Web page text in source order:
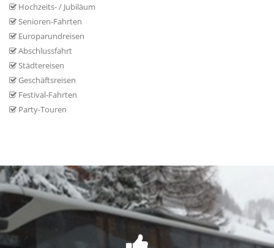
Hochzeits- / Jubiläum
Senioren-Fahrten
Europarundreisen
Abschlussfahrt
Städtereisen
Geschäftsreisen
Festival-Fahrten
Party-Touren